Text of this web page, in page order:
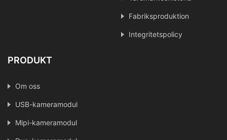
Fabriksproduktion
Integritetspolicy
PRODUKT
Om oss
USB-kameramodul
Mipi-kameramodul